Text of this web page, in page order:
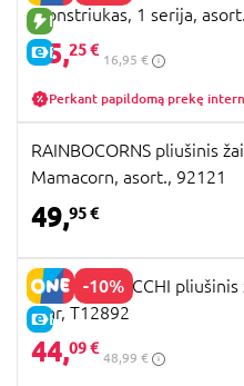
NAUJA PREKĖ
E-KAINA
monstriukas, 1 serija,
15,25 €
16,95 €
Perkant papildomą prekę
RAINBOCORNS pliušinis
Mamacorn, asort., 92121
49,95 €
-10%
E-KAINA
MOCCHI MOCCHI
Star, T12892
44,09 €
48,99 €